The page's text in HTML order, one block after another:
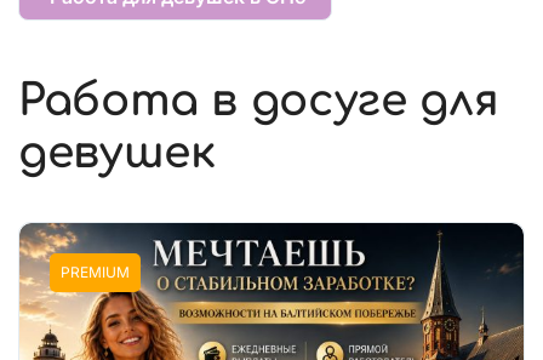
Работа в досуге для
девушек
PREMIUM